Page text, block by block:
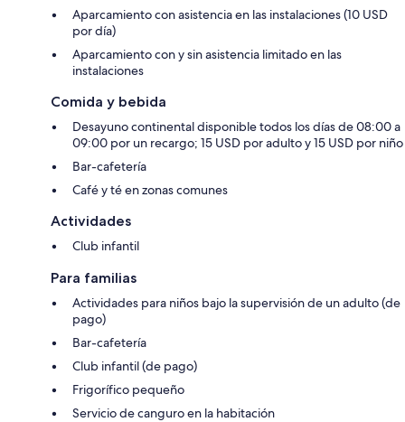
Aparcamiento con asistencia en las instalaciones (10 USD
por día)
Aparcamiento con y sin asistencia limitado en las
instalaciones
Comida y bebida
Desayuno continental disponible todos los días de 08:00 a
09:00 por un recargo; 15 USD por adulto y 15 USD por niño
Bar-cafetería
Café y té en zonas comunes
Actividades
Club infantil
Para familias
Actividades para niños bajo la supervisión de un adulto (de
pago)
Bar-cafetería
Club infantil (de pago)
Frigorífico pequeño
Servicio de canguro en la habitación